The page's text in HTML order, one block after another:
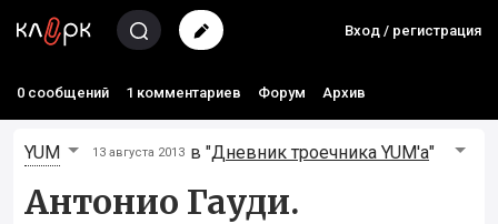
Вход / регистрация
0 сообщений 1 комментариев Форум Архив
YUM 13 августа 2013 в "Дневник троечника YUM'а"
Антонио Гауди.